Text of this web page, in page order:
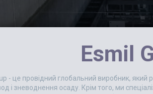
Esmil
- це провідний глобальний виробник,
і зневоднення осаду. Крім того, ми